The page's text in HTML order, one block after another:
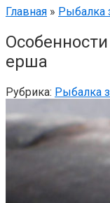
Главная » Рыбалка
ерша
Рубрика: Рыбалка